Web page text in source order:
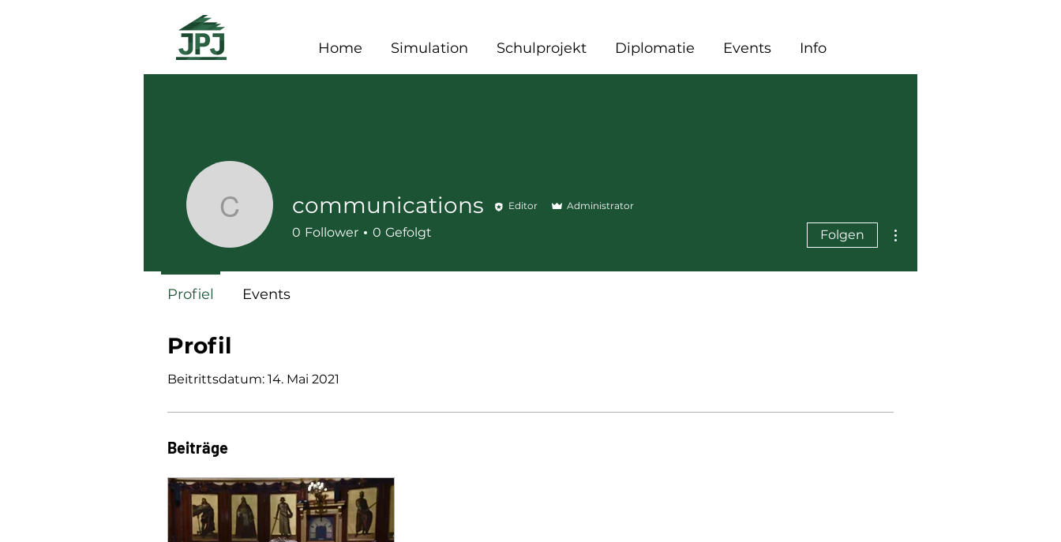
Home Simulation Schulprojekt Diplomatie Events Info
Profil
Beitrittsdatum: 14. Mai 2021
Beiträge
communications
communications Editor Administrator
0 Follower 0 Gefolgt Folgen
Profiel Events